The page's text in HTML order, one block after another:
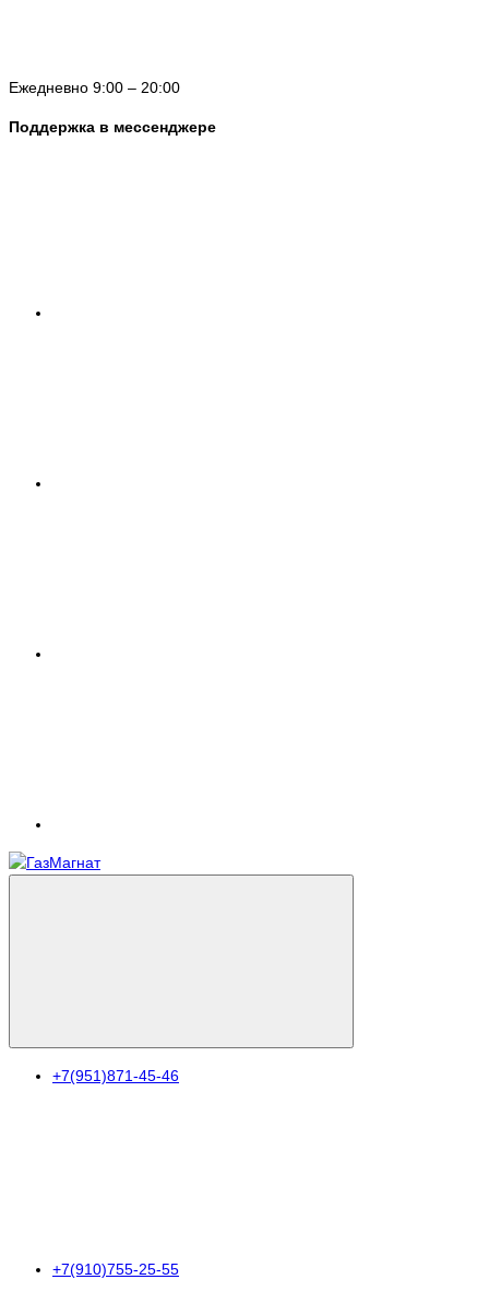
Ежедневно 9:00 – 20:00
Поддержка в мессенджере
+7(951)871-45-46
+7(910)755-25-55